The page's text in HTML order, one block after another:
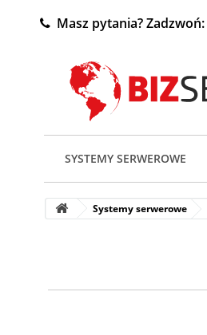
Masz pytania? Zadzwoń:
SYSTEMY SERWEROWE
Systemy serwerowe